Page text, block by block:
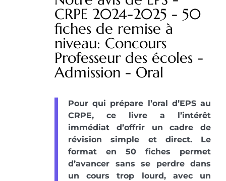
CRPE 2024-2025 - 50
fiches de remise à
niveau: Concours
Professeur des écoles -
Admission - Oral
Pour qui prépare l’oral d’EPS au
CRPE, ce livre a l’intérêt
immédiat d’offrir un cadre de
révision simple et direct. Le
format en 50 fiches permet
d’avancer sans se perdre dans
un cours trop lourd, avec un